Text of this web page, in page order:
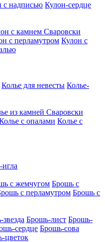
с надписью Кулон-сердце
с камнем Сваровски
с перламутром Кулон с
Колье для невесты Колье-
из камней Сваровски
с опалами Колье с
с жемчугом Брошь с
с перламутром Брошь с
Брошь-лист Брошь-
сердце Брошь-сова
цветок